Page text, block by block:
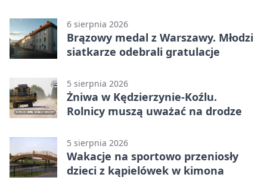
6 sierpnia 2026
Brązowy medal z Warszawy. Młodzi
siatkarze odebrali gratulacje
5 sierpnia 2026
Żniwa w Kędzierzynie-Koźlu.
Rolnicy muszą uważać na drodze
5 sierpnia 2026
Wakacje na sportowo przeniosły
dzieci z kąpielówek w kimona